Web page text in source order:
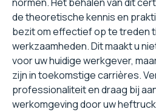
de theoretische kennis en
bezit om effectief op te treden
werkzaamheden. Dit maakt u
voor uw huidige werkgever,
zijn in toekomstige carrières.
professionaliteit en draag bij
werkomgeving door uw